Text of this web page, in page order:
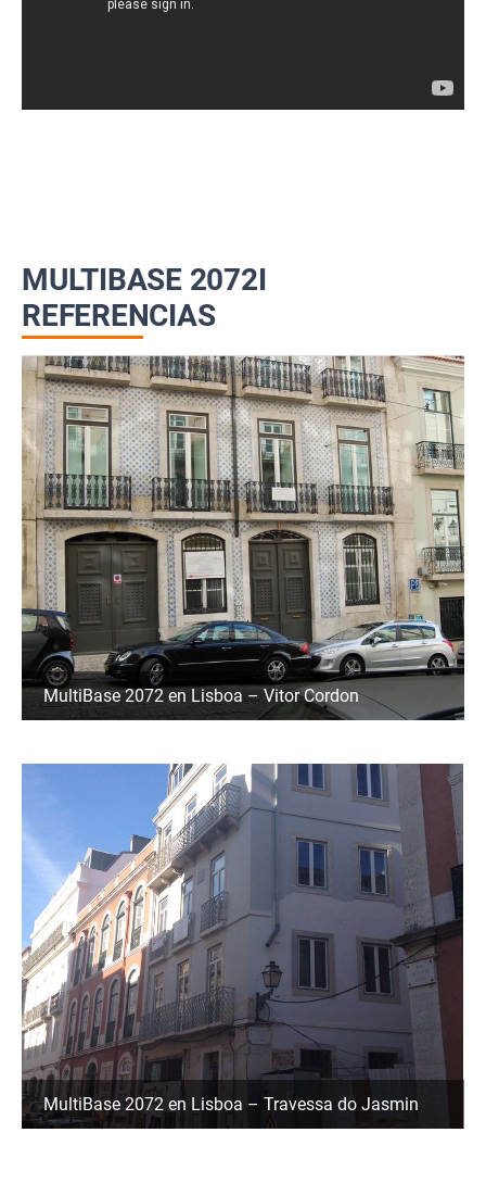
MULTIBASE 2072I
REFERENCIAS
MultiBase 2072 en Lisboa – Vitor Cordon
MultiBase 2072 en Lisboa – Travessa do Jasmin